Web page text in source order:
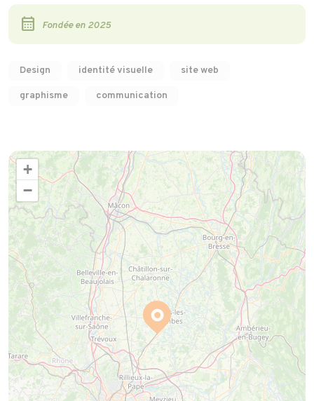
calendar_month Fondée en 2025
Design identité visuelle site web
graphisme communication
+
−